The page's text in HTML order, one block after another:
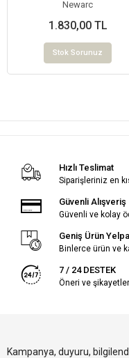
Newarc
1.830,00 TL
Stok Sorunuz
Hızlı Teslimat
Siparişleriniz en
Güvenli Alışveriş
Güvenli ve kolay
Geniş Ürün
Binlerce ürün ve
7 / 24 DESTEK
Öneri ve
Kampanya, duyuru,